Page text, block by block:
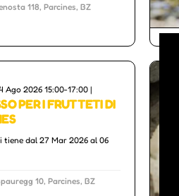
118, Parcines, BZ
Ago 2026 15:00-17:00 |
PER I FRUTTETI DI
tiene dal 27 Mar 2026 al 06
10, Parcines, BZ
Others